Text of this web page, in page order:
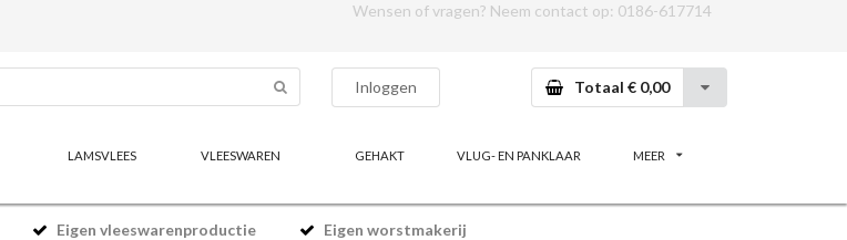
Wensen of vragen? Neem contact op: 0186-617714
Inloggen Totaal € 0,00
LAMSVLEES VLEESWAREN GEHAKT VLUG- EN PANKLAAR MEER
Eigen vleeswarenproductie Eigen worstmakerij